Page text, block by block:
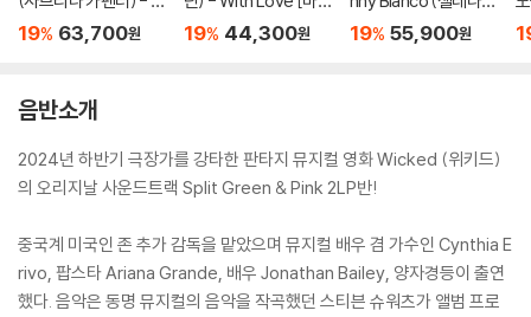
an's Best Friend [컬
19% 63,700원
젠타 컬러 10인치 Viny
19% 44,300원
고메즈 / 베니 블랑코)
19% 55,900원
음반소개
2024년 하반기 극장가를 강타한 판타지 뮤지컬 영화 Wicked (위키드)
의 오리지날 사운드트랙 Split Green & Pink 2LP반!
중국계 미국인 존 추가 감독을 맡았으며 뮤지컬 배우 겸 가수인 Cynthia E
rivo, 팝스타 Ariana Grande, 배우 Jonathan Bailey, 양자경등이 출연
했다. 음악은 동명 뮤지컬의 음악을 작곡했던 스티븐 슈워츠가 앨범 프로